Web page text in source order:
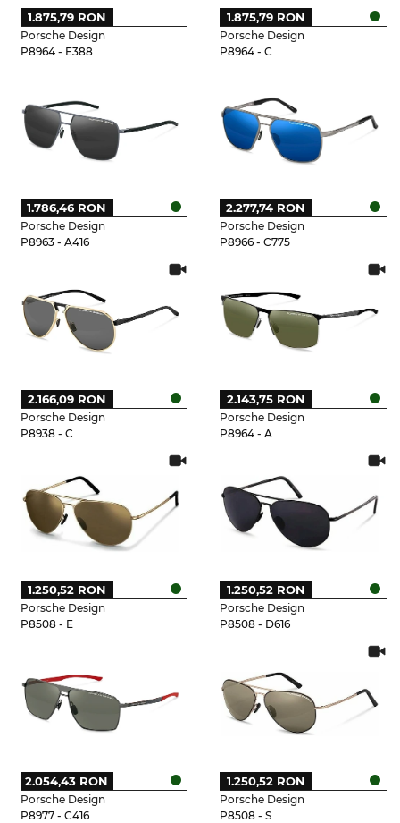
Porsche Design
P8964 - E388
1.875,79 RON
Porsche Design
P8964 - C
1.875,79 RON
Porsche Design
P8963 - A416
1.786,46 RON
Porsche Design
P8966 - C775
2.277,74 RON
Porsche Design
P8938 - C
2.166,09 RON
Porsche Design
P8964 - A
2.143,75 RON
Porsche Design
P8508 - E
1.250,52 RON
Porsche Design
P8508 - D616
1.250,52 RON
Porsche Design
P8977 - C416
2.054,43 RON
Porsche Design
P8508 - S
1.250,52 RON